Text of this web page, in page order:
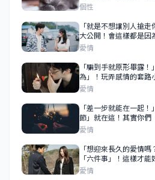
個性
「就是不想讓別人搶
大公開！會這樣都是因
愛情
「騙到手就原形畢露
為」！玩弄感情的套路
愛情
「差一步就能在一起
節」就在這！其實你們
愛情
「想迎來長久的愛情
「六件事」！這樣才能
愛情